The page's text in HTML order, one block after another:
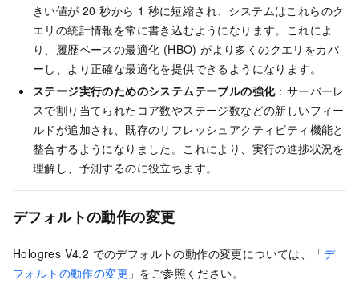
きい値が 20 秒から 1 秒に短縮され、システムはこれらのク
エリの統計情報を常に書き込むようになります。これによ
り、履歴ベースの最適化 (HBO) がより多くのクエリをカバ
ーし、より正確な最適化を提供できるようになります。
ステージ実行のためのシステムテーブルの強化：サーバーレ
スで割り当てられたコア数やステージ数などの新しいフィー
ルドが追加され、既存のリフレッシュアクティビティ機能と
整合するようになりました。これにより、実行の進捗状況を
理解し、予測するのに役立ちます。
デフォルトの動作の変更
Hologres V4.2 でのデフォルトの動作の変更については、「デ
フォルトの動作の変更 」をご参照ください。